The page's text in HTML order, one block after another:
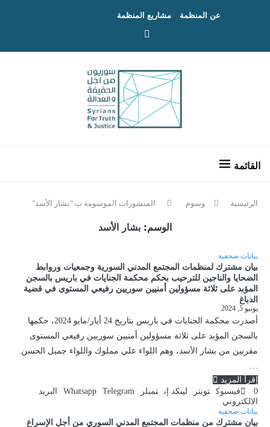
عن المنظمة مشاريع المنظمة
الرئيسية وسوم المنشورات الموسومة ب "بشار الأسد"
الوسم: بشار الأسد
بيانات صحفية
بيان مشترك لمنظمات المجتمع المدني السورية وجمعيات وروابط
الضحايا والناجين للترحيب بحكم محكمة الجنايات في باريس بالسجن
المؤبد على ثلاثة مسؤولين أمنيين سوريين رفيعي المستوى في قضية
الدباغ
يونيو 5, 2024
أصدرت محكمة الجنايات في باريس بتاريخ 24 أيار/مايو 2024، حكمها
بالسجن المؤبد على ثلاثة مسؤولين أمنيين سوريين رفيعي المستوى
مقربين من بشار الأسد، وهم اللواء علي مملوك واللواء جميل الحسن
…
إقرأ المزيد
0
فيسبوك تويتر لينكد إن تمبلر Whatsapp Telegram
البريد
الالكتروني
بيانات صحفية
بيان مشترك من منظمات المجتمع المدني السوري من أجل الإسراع